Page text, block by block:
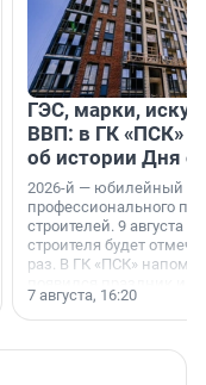
ГЭС, марки,
ВВП: в ГК «ПСК»
об истории Дня
2026-й — юбилейный
профессионального
строителей. 9 августа
строителя будет
раз. В ГК «ПСК»
поменялась роль
7 августа, 16:20